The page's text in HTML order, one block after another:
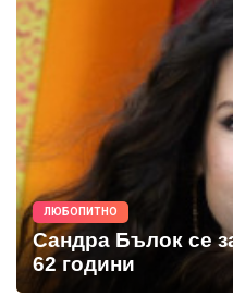
ЛЮБОПИТНО
Сандра Бълок се
62 години